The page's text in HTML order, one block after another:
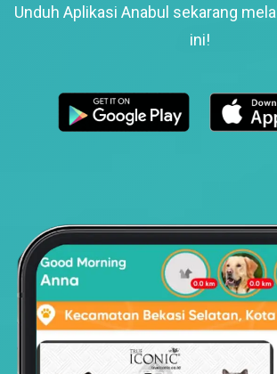
Unduh Aplikasi Anabul sekarang
ini!